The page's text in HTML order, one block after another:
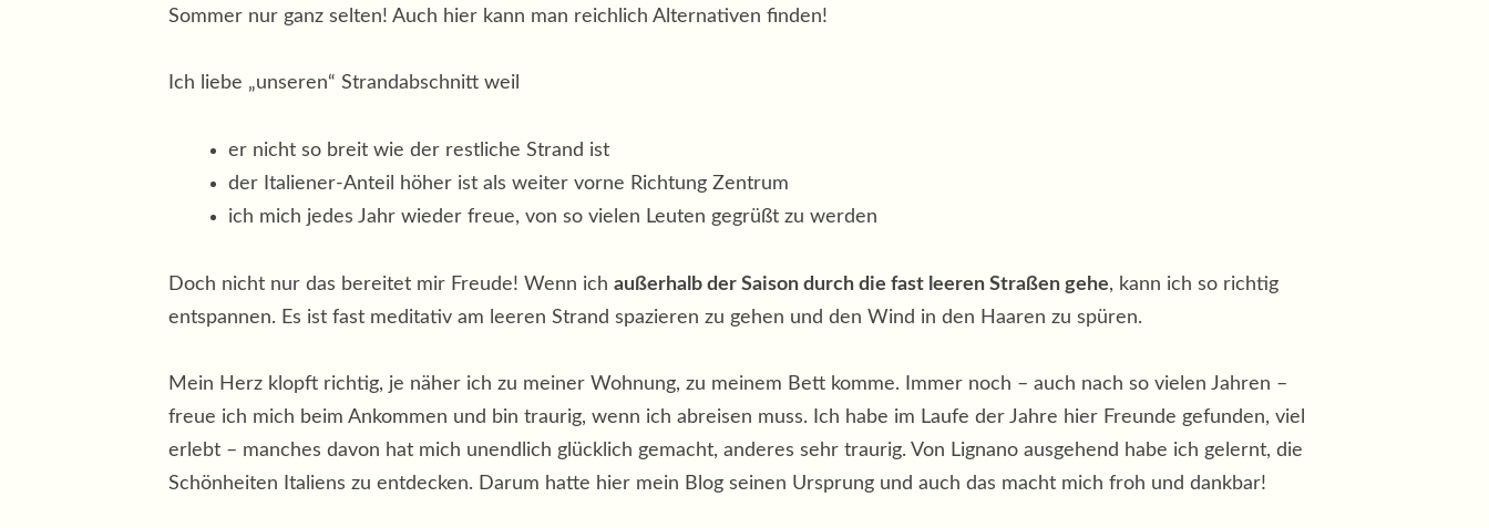
Sommer nur ganz selten! Auch hier kann man reichlich Alternativen finden!
Ich liebe „unseren“ Strandabschnitt weil
er nicht so breit wie der restliche Strand ist
der Italiener-Anteil höher ist als weiter vorne Richtung Zentrum
ich mich jedes Jahr wieder freue, von so vielen Leuten gegrüßt zu werden
Doch nicht nur das bereitet mir Freude! Wenn ich außerhalb der Saison durch die fast leeren Straßen gehe, kann ich so richtig
entspannen. Es ist fast meditativ am leeren Strand spazieren zu gehen und den Wind in den Haaren zu spüren.
Mein Herz klopft richtig, je näher ich zu meiner Wohnung, zu meinem Bett komme. Immer noch – auch nach so vielen Jahren –
freue ich mich beim Ankommen und bin traurig, wenn ich abreisen muss. Ich habe im Laufe der Jahre hier Freunde gefunden, viel
erlebt – manches davon hat mich unendlich glücklich gemacht, anderes sehr traurig. Von Lignano ausgehend habe ich gelernt, die
Schönheiten Italiens zu entdecken. Darum hatte hier mein Blog seinen Ursprung und auch das macht mich froh und dankbar!